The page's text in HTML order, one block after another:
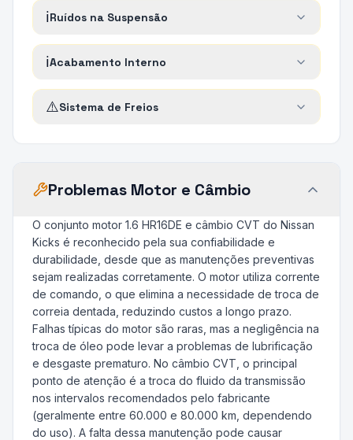
ℹ️Ruídos na Suspensão
ℹ️Acabamento Interno
⚠️Sistema de Freios
Problemas Motor e Câmbio
O conjunto motor 1.6 HR16DE e câmbio CVT do Nissan
Kicks é reconhecido pela sua confiabilidade e
durabilidade, desde que as manutenções preventivas
sejam realizadas corretamente. O motor utiliza corrente
de comando, o que elimina a necessidade de troca de
correia dentada, reduzindo custos a longo prazo.
Falhas típicas do motor são raras, mas a negligência na
troca de óleo pode levar a problemas de lubrificação
e desgaste prematuro. No câmbio CVT, o principal
ponto de atenção é a troca do fluido da transmissão
nos intervalos recomendados pelo fabricante
(geralmente entre 60.000 e 80.000 km, dependendo
do uso). A falta dessa manutenção pode causar